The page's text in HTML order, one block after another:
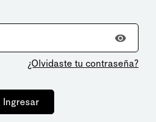
¿Olvidaste tu contraseña?
Ingresar